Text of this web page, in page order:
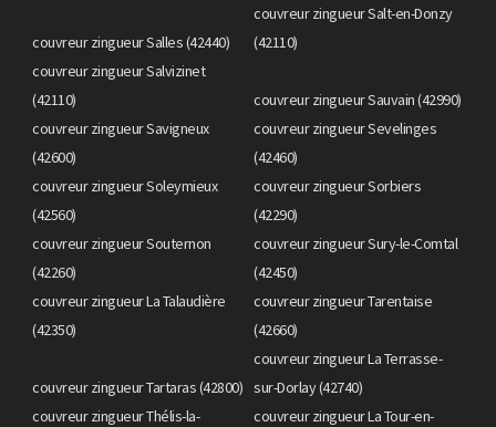
couvreur zingueur Salles (42440)
couvreur zingueur Salt-en-Donzy
(42110)
couvreur zingueur Salvizinet
(42110)
couvreur zingueur Sauvain (42990)
couvreur zingueur Savigneux
(42600)
couvreur zingueur Sevelinges
(42460)
couvreur zingueur Soleymieux
(42560)
couvreur zingueur Sorbiers
(42290)
couvreur zingueur Souternon
(42260)
couvreur zingueur Sury-le-Comtal
(42450)
couvreur zingueur La Talaudière
(42350)
couvreur zingueur Tarentaise
(42660)
couvreur zingueur Tartaras (42800)
couvreur zingueur La Terrasse-
sur-Dorlay (42740)
couvreur zingueur Thélis-la-
couvreur zingueur La Tour-en-